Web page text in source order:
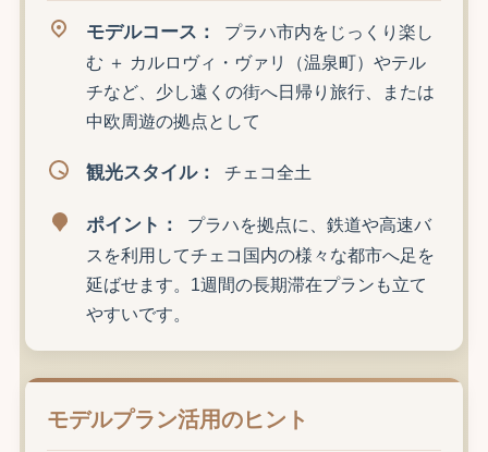
モデルコース：
プラハ市内をじっくり楽し
む ＋ カルロヴィ・ヴァリ（温泉町）やテル
チなど、少し遠くの街へ日帰り旅行、または
中欧周遊の拠点として
観光スタイル： チェコ全土
ポイント：
プラハを拠点に、鉄道や高速バ
スを利用してチェコ国内の様々な都市へ足を
延ばせます。1週間の長期滞在プランも立て
やすいです。
モデルプラン活用のヒント